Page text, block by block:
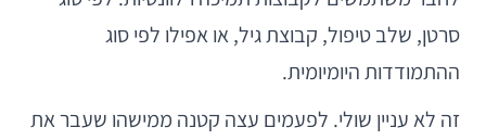
סרטן, שלב טיפול, קבוצת גיל, או אפילו לפי סוג
ההתמודדות היומיומית.
זה לא עניין שולי. לפעמים עצה קטנה ממישהו שעבר את